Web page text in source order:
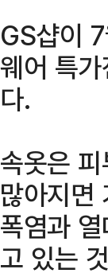
GS샵이
웨어 특
다.
속옷은
많아지면
폭염과
고 있는